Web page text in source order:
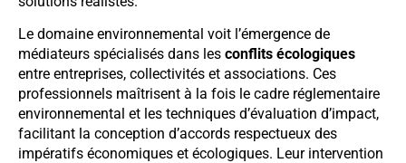
Le domaine environnemental voit l’émergence de
médiateurs spécialisés dans les conflits écologiques
entre entreprises, collectivités et associations. Ces
professionnels maîtrisent à la fois le cadre réglementaire
environnemental et les techniques d’évaluation d’impact,
facilitant la conception d’accords respectueux des
impératifs économiques et écologiques. Leur intervention